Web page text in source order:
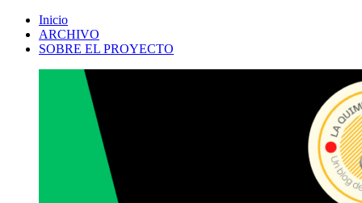
Inicio
ARCHIVO
SOBRE EL PROYECTO